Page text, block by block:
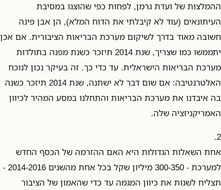
ההמלצות של ועדת גרמן, לפחות כפי שהוצגו במסיבת
העיתונאים (עוד לא קיבלתי את הדוח המלא), הן אבן פינה
חשובה מאוד בדרך לשיקום מערכת הבריאות הציבורית. אם אכן
יתממשו כמו שצריך, שנת 2014 תיזכר כשנת מפנה בתולדות
מערכת הבריאות הישראלית. עד כדי כך. זה בעיקר נכון לנוכח
האלטרנטיבה: אם שום דבר לא ישתנה, שנת 2014 תיזכר כשנה
בה איבדנו את מערכת הבריאות והתחלנו במסע המהיר לכיוון
האמריקניזציה שלה.
2.
אחת השאלות הגדולות היא האם ההזרמה של הכסף החדש
למערכת - 300-350 מיליון שקל בכל אחת מהשנים 2014-2016 -
תצליח לשנות את כיוון המגמה עד כדי שהאמון של הציבור